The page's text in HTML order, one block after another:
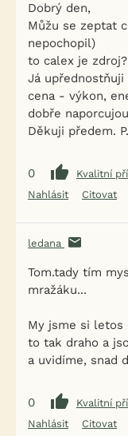
Dobrý den,
Můžu se zeptat
nepochopil)
to calex je
Já upřednostňuji
cena - výkon,
dobře
Děkuji předem.
0
Kvalitní
Nahlásit
Citovat
ledana
Tom.tady tím
mražáku...
My jsme si letos
to tak draho a
a uvidíme, snad
0
Kvalitní
Nahlásit
Citovat